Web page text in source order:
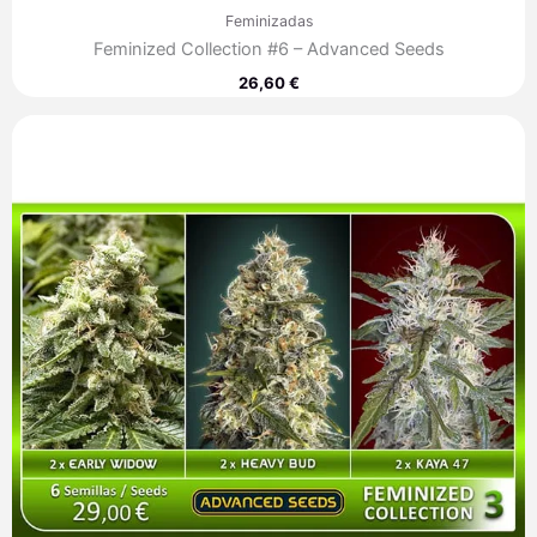
Feminizadas
Feminized Collection #6 – Advanced Seeds
26,60€